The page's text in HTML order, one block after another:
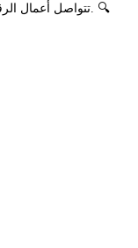
تتواصل أعمال الرقابة الصحية على المنشآت الغذائية، ضمن جهود تعزيز سلامة الغذاء ورفع مستوى الامتثال. 🔍